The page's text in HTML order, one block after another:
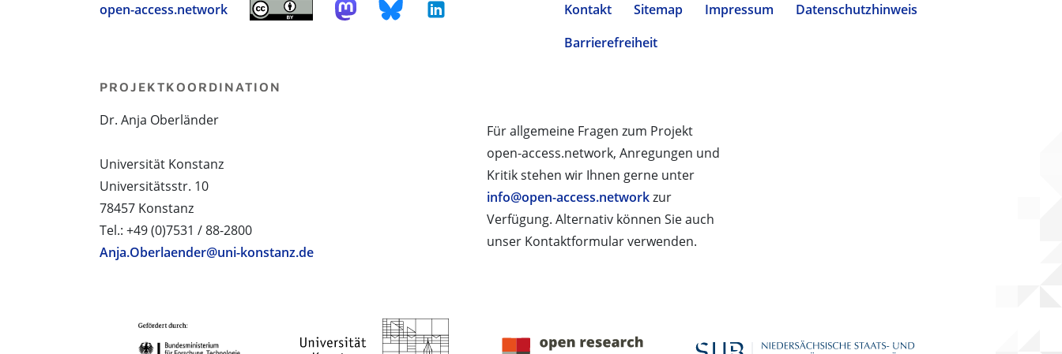
open-access.network Kontakt Sitemap Impressum
Datenschutzhinweis
Barrierefreiheit
Für allgemeine Fragen zum Projekt
open-access.network, Anregungen und
Kritik stehen wir Ihnen gerne unter
info@open-access.networkzur
Verfügung. Alternativ können Sie auch
unser Kontaktformular verwenden.
PROJEKTKOORDINATION
Dr. Anja Oberländer
Universität Konstanz
Universitätsstr. 10
78457 Konstanz
Tel.: +49 (0)7531 / 88-2800
Anja.Oberlaender@uni-konstanz.de